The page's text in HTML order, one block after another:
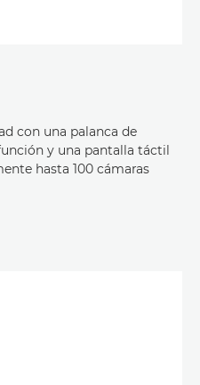
con una palanca de
y una pantalla táctil
hasta 100 cámaras